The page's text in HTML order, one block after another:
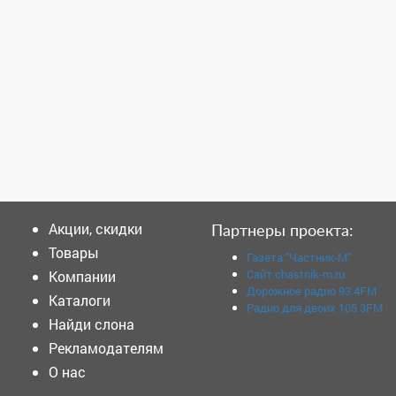
Акции, скидки
Товары
Компании
Каталоги
Найди слона
Рекламодателям
О нас
Партнеры проекта:
Газета "Частник-М"
Сайт chastnik-m.ru
Дорожное радио 93.4FM
Радио для двоих 105.3FM